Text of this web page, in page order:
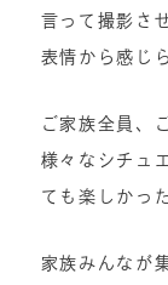
言って撮影さ
表情から感じ
ご家族全員、
様々なシチュ
ても楽しかっ
家族みんなが